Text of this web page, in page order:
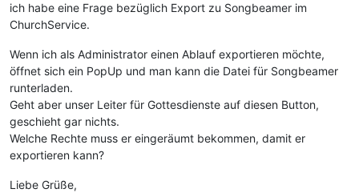
ich habe eine Frage bezüglich Export zu Songbeamer im
ChurchService.
Wenn ich als Administrator einen Ablauf exportieren möchte,
öffnet sich ein PopUp und man kann die Datei für Songbeamer
runterladen.
Geht aber unser Leiter für Gottesdienste auf diesen Button,
geschieht gar nichts.
Welche Rechte muss er eingeräumt bekommen, damit er
exportieren kann?
Liebe Grüße,